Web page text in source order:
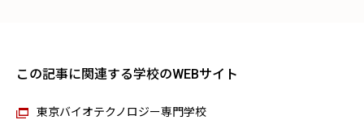
この記事に関連する学校のWEBサイト
東京バイオテクノロジー専門学校